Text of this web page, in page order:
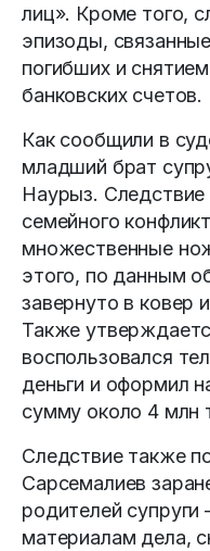
лиц». Кроме того,
эпизоды,
погибших и
банковских счетов.
Как сообщили в
младший брат
Наурыз. Следствие
семейного
множественные
этого, по данным
завернуто в ковер
Также
воспользовался
деньги и оформил
сумму около 4 млн
Следствие также
Сарсемалиев
родителей
материалам дела,